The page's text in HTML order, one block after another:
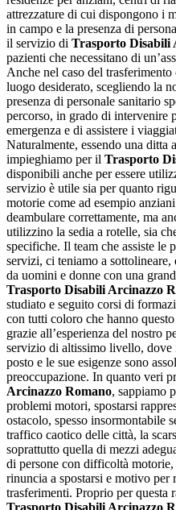
attrezzature di cui dispongono i
in campo e la presenza di
il servizio di Trasporto Disabili
pazienti che necessitano di
Anche nel caso del
luogo desiderato, scegliendo la
presenza di personale sanitario
percorso, in grado di intervenire
emergenza e di assistere i
Naturalmente, essendo una ditta
impieghiamo per il Trasporto
disponibili anche per essere
servizio è utile sia per quanto
motorie come ad esempio
deambulare correttamente, ma
utilizzino la sedia a rotelle, sia
specifiche. Il team che assiste le
servizi, ci teniamo a sottolineare,
da uomini e donne con una
Trasporto Disabili Arcinazzo
studiato e seguito corsi di
con tutti coloro che hanno
grazie all’esperienza del nostro
servizio di altissimo livello, dove
posto e le sue esigenze sono
preoccupazione. In quanto veri
Arcinazzo Romano, sappiamo
problemi motori, spostarsi
ostacolo, spesso insormontabile
traffico caotico delle città, la
soprattutto quella di mezzi
di persone con difficoltà
rinuncia a spostarsi e motivo per
trasferimenti. Proprio per questa